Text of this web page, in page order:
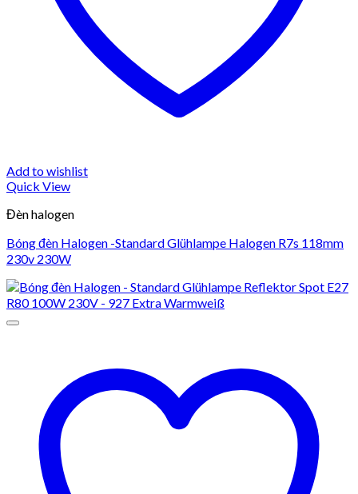
Add to wishlist
Quick View
Đèn halogen
Bóng đèn Halogen -Standard Glühlampe Halogen R7s 118mm
230v 230W